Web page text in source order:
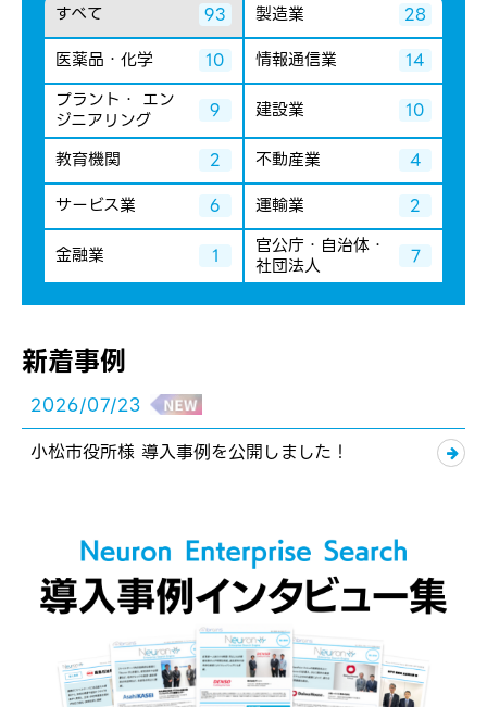
すべて 93 製造業
28
医薬品・化学
10 情報通信業
14
プラント・ エン
ジニアリング 9 建設業
10
教育機関
2 不動産業
4
サービス業
6 運輸業
2
金融業
1 官公庁・自治体・
社団法人 7
新着事例
2026/07/23
小松市役所様 導入事例を公開しました！